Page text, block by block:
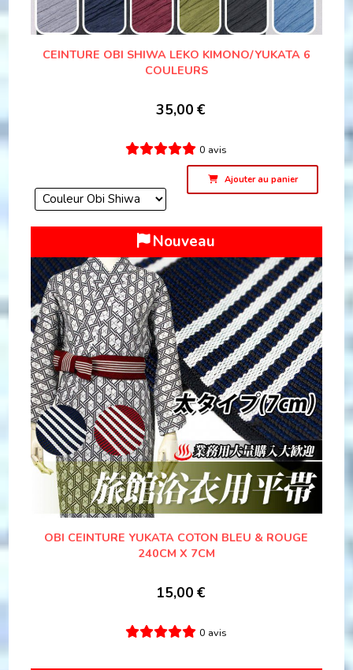
CEINTURE OBI SHIWA LEKO KIMONO/YUKATA 6
COULEURS
35,00 €
0 avis
Ajouter au panier
Nouveau
OBI CEINTURE YUKATA COTON BLEU & ROUGE
240CM X 7CM
15,00 €
0 avis